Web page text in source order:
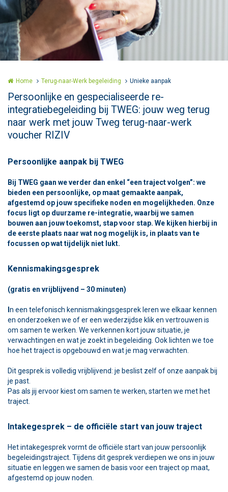
Home Terug-naar-Werk begeleiding Unieke aanpak
Persoonlijke en gespecialiseerde re-
integratiebegeleiding bij TWEG: jouw weg terug
naar werk met jouw Tweg terug-naar-werk
voucher RIZIV
Persoonlijke aanpak bij TWEG
Bij TWEG gaan we verder dan enkel “een traject volgen”: we
bieden een persoonlijke, op maat gemaakte aanpak,
afgestemd op jouw specifieke noden en mogelijkheden. Onze
focus ligt op duurzame re-integratie, waarbij we samen
bouwen aan jouw toekomst, stap voor stap. We kijken hierbij in
de eerste plaats naar wat nog mogelijk is, in plaats van te
focussen op wat tijdelijk niet lukt.
Kennismakingsgesprek
(gratis en vrijblijvend – 30 minuten)
n een telefonisch kennismakingsgesprek leren we elkaar kennen
en onderzoeken we of er een wederzijdse klik en vertrouwen is
om samen te werken. We verkennen kort jouw situatie, je
verwachtingen en wat je zoekt in begeleiding. Ook lichten we toe
hoe het traject is opgebouwd en wat je mag verwachten.
Dit gesprek is volledig vrijblijvend: je beslist zelf of onze aanpak bij
je past.
Pas als jij ervoor kiest om samen te werken, starten we met het
traject.
Intakegesprek – de officiële start van jouw traject
Het intakegesprek vormt de officiële start van jouw persoonlijk
begeleidingstraject. Tijdens dit gesprek verdiepen we ons in jouw
situatie en leggen we samen de basis voor een traject op maat,
afgestemd op jouw noden.